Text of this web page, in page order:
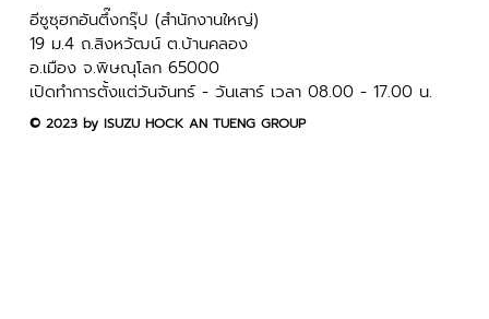
เปิดจองแล้ววันนี้ ไฮแลนเดอร์ 4 ประตู 1.9
Ddi MHEV ปิกอัพไฮบริด ทางเลือกใหม่..
เพื่อโลกที่ดีขึ้น
​© 2023 by ISUZU HOCK AN TUENG GROUP
อีซูซุฮกอันตึ๊งกรุ๊ป (สำนักงานใหญ่)
19 ม.4 ถ.สิงหวัฒน์ ต.บ้านคลอง
อ.เมือง จ.พิษณุโลก 65000
เปิดทำการตั้งแต่วันจันทร์ - วันเสาร์ เวลา 08.00 - 17.00 น.